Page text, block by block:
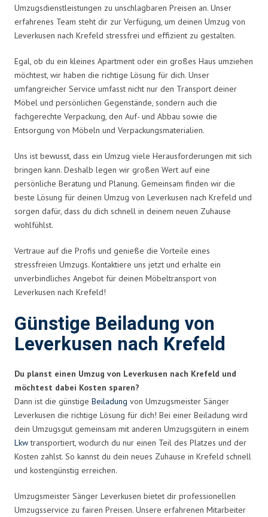
Umzugsdienstleistungen zu unschlagbaren Preisen an. Unser
erfahrenes Team steht dir zur Verfügung, um deinen Umzug von
Leverkusen nach Krefeld stressfrei und effizient zu gestalten.
Egal, ob du ein kleines Apartment oder ein großes Haus umziehen
möchtest, wir haben die richtige Lösung für dich. Unser
umfangreicher Service umfasst nicht nur den Transport deiner
Möbel und persönlichen Gegenstände, sondern auch die
fachgerechte Verpackung, den Auf- und Abbau sowie die
Entsorgung von Möbeln und Verpackungsmaterialien.
Uns ist bewusst, dass ein Umzug viele Herausforderungen mit sich
bringen kann. Deshalb legen wir großen Wert auf eine
persönliche Beratung und Planung. Gemeinsam finden wir die
beste Lösung für deinen Umzug von Leverkusen nach Krefeld und
sorgen dafür, dass du dich schnell in deinem neuen Zuhause
wohlfühlst.
Vertraue auf die Profis und genieße die Vorteile eines
stressfreien Umzugs. Kontaktiere uns jetzt und erhalte ein
unverbindliches Angebot für deinen Möbeltransport von
Leverkusen nach Krefeld!
Günstige Beiladung von
Leverkusen nach Krefeld
Du planst einen Umzug von Leverkusen nach Krefeld und
möchtest dabei Kosten sparen?
Dann ist die günstige Beiladung von Umzugsmeister Sänger
Leverkusen die richtige Lösung für dich! Bei einer Beiladung wird
dein Umzugsgut gemeinsam mit anderen Umzugsgütern in einem
Lkwtransportiert, wodurch du nur einen Teil des Platzes und der
Kosten zahlst. So kannst du dein neues Zuhause in Krefeld schnell
und kostengünstig erreichen.
Umzugsmeister Sänger Leverkusen bietet dir professionellen
Umzugsservice zu fairen Preisen. Unsere erfahrenen Mitarbeiter